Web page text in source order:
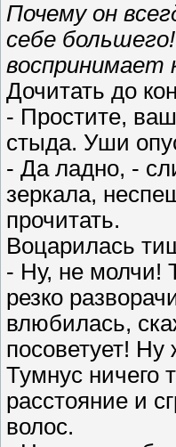
Почему он
себе
воспринимает
Дочитать до
- Простите,
стыда. Уши
- Да ладно, -
зеркала,
прочитать.
Воцарилась
- Ну, не молчи!
резко
влюбилась,
посоветует! Ну
Тумнус ничего
расстояние и
волос.